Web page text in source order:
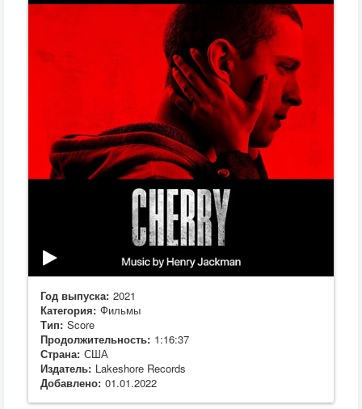
Год выпуска: 2021
Категория: Фильмы
Тип: Score
Продолжительность: 1:16:37
Страна: США
Издатель: Lakeshore Records
Добавлено: 01.01.2022